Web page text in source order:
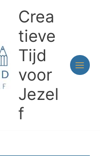
Crea
tieve
Tijd
voor
Jezel
f